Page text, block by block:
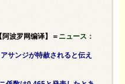
波罗网编译】＝ ニュース：
サンジが特赦されると伝え